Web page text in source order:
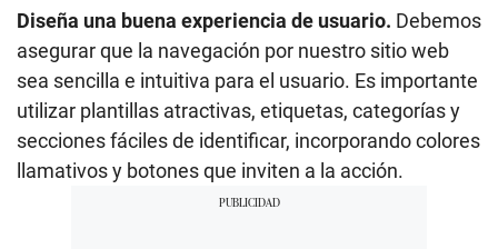
Diseña una buena experiencia de usuario. Debemos
asegurar que la navegación por nuestro sitio web
sea sencilla e intuitiva para el usuario. Es importante
utilizar plantillas atractivas, etiquetas, categorías y
secciones fáciles de identificar, incorporando colores
llamativos y botones que inviten a la acción.